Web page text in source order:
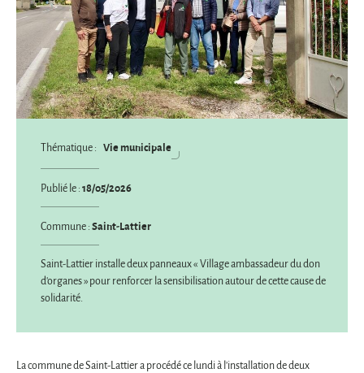
Thématique : Vie municipale
Publié le :18/05/2026
Commune :Saint-Lattier
Saint-Lattier installe deux panneaux « Village ambassadeur du don
d'organes » pour renforcer la sensibilisation autour de cette cause de
solidarité.
La commune de Saint-Lattier a procédé ce lundi à l'installation de deux